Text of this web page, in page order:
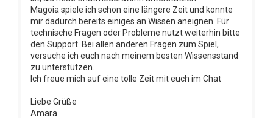
Magoia spiele ich schon eine längere Zeit und konnte
mir dadurch bereits einiges an Wissen aneignen. Für
technische Fragen oder Probleme nutzt weiterhin bitte
den Support. Bei allen anderen Fragen zum Spiel,
versuche ich euch nach meinem besten Wissensstand
zu unterstützen.
Ich freue mich auf eine tolle Zeit mit euch im Chat
Liebe Grüße
Amara